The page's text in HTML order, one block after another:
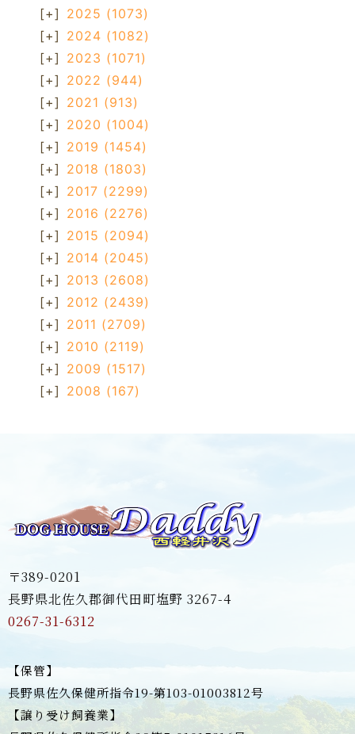
[+] 2025 (1073)
[+] 2024 (1082)
[+] 2023 (1071)
[+] 2022 (944)
[+] 2021 (913)
[+] 2020 (1004)
[+] 2019 (1454)
[+] 2018 (1803)
[+] 2017 (2299)
[+] 2016 (2276)
[+] 2015 (2094)
[+] 2014 (2045)
[+] 2013 (2608)
[+] 2012 (2439)
[+] 2011 (2709)
[+] 2010 (2119)
[+] 2009 (1517)
[+] 2008 (167)
〒389-0201
長野県北佐久郡御代田町塩野 3267-4
0267-31-6312
【保管】
長野県佐久保健所指令19-第103-01003812号
【譲り受け飼養業】